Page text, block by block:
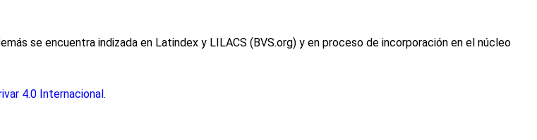
se encuentra indizada en Latindex y LILACS (BVS.org) y en proceso de incorporación en el núcleo
4.0 Internacional.